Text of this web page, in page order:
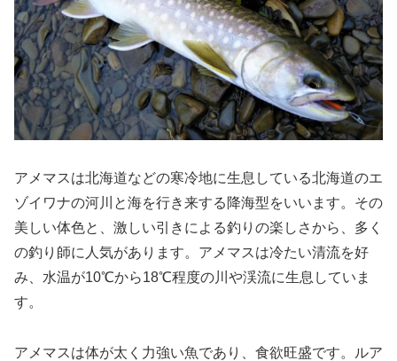
アメマスは北海道などの寒冷地に生息している北海道のエ
ゾイワナの河川と海を行き来する降海型をいいます。その
美しい体色と、激しい引きによる釣りの楽しさから、多く
の釣り師に人気があります。アメマスは冷たい清流を好
み、水温が10℃から18℃程度の川や渓流に生息していま
す。
アメマスは体が太く力強い魚であり、食欲旺盛です。ルア